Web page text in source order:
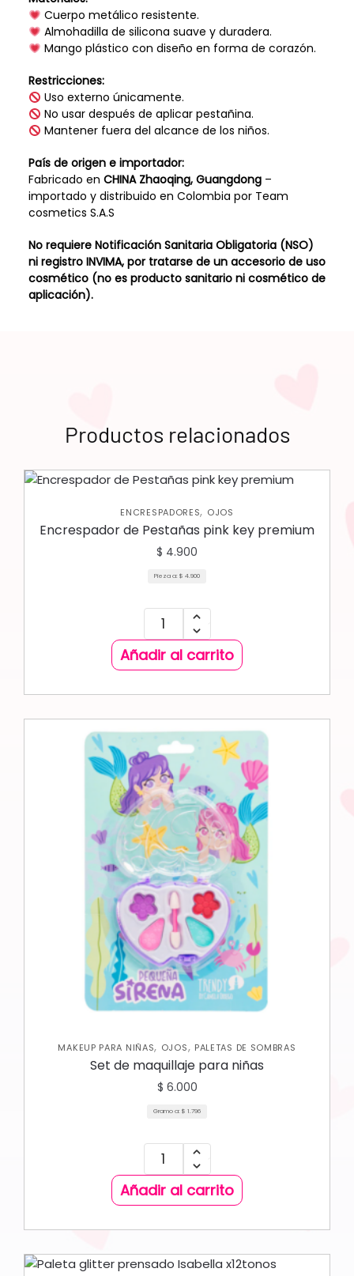
Cuerpo metálico resistente.
Almohadilla de silicona suave y duradera.
Mango plástico con diseño en forma de corazón.
Restricciones:
Uso externo únicamente.
No usar después de aplicar pestañina.
Mantener fuera del alcance de los niños.
País de origen e importador:
Fabricado en CHINA Zhaoqing, Guangdong –
importado y distribuido en Colombia por Team
cosmetics S.A.S
No requiere Notificación Sanitaria Obligatoria (NSO)
ni registro INVIMA, por tratarse de un accesorio de uso
cosmético (no es producto sanitario ni cosmético de
aplicación).
Productos relacionados
ENCRESPADORES, OJOS
Encrespador de Pestañas pink key premium
$ 4.900
Pieza a: $ 4.900
Añadir al carrito
MAKEUP PARA NIÑAS, OJOS, PALETAS DE SOMBRAS
Set de maquillaje para niñas
$ 6.000
Gramo a: $ 1.796
Añadir al carrito